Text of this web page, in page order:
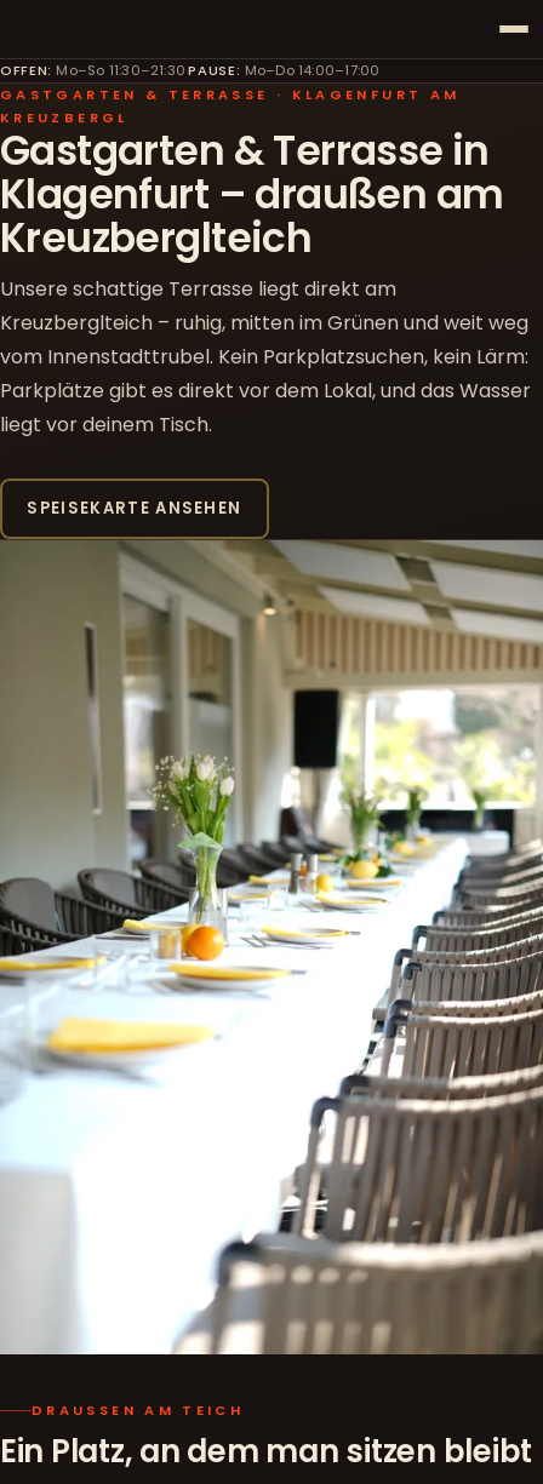
OFFEN: Mo–So 11:30–21:30·PAUSE: Mo–Do 14:00–17:00
GASTGARTEN & TERRASSE · KLAGENFURT AM
KREUZBERGL
Gastgarten & Terrasse in
Klagenfurt – draußen am
Kreuzberglteich
Unsere schattige Terrasse liegt direkt am
Kreuzberglteich – ruhig, mitten im Grünen und weit weg
vom Innenstadttrubel. Kein Parkplatzsuchen, kein Lärm:
Parkplätze gibt es direkt vor dem Lokal, und das Wasser
liegt vor deinem Tisch.
SPEISEKARTE ANSEHEN
DRAUSSEN AM TEICH
Ein Platz, an dem man sitzen bleibt